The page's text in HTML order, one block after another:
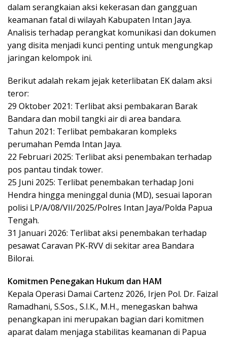
dalam serangkaian aksi kekerasan dan gangguan
keamanan fatal di wilayah Kabupaten Intan Jaya.
Analisis terhadap perangkat komunikasi dan dokumen
yang disita menjadi kunci penting untuk mengungkap
jaringan kelompok ini.
Berikut adalah rekam jejak keterlibatan EK dalam aksi
teror:
29 Oktober 2021: Terlibat aksi pembakaran Barak
Bandara dan mobil tangki air di area bandara.
Tahun 2021: Terlibat pembakaran kompleks
perumahan Pemda Intan Jaya.
22 Februari 2025: Terlibat aksi penembakan terhadap
pos pantau tindak tower.
25 Juni 2025: Terlibat penembakan terhadap Joni
Hendra hingga meninggal dunia (MD), sesuai laporan
polisi LP/A/08/VII/2025/Polres Intan Jaya/Polda Papua
Tengah.
31 Januari 2026: Terlibat aksi penembakan terhadap
pesawat Caravan PK-RVV di sekitar area Bandara
Bilorai.
Komitmen Penegakan Hukum dan HAM
Kepala Operasi Damai Cartenz 2026, Irjen Pol. Dr. Faizal
Ramadhani, S.Sos., S.I.K., M.H., menegaskan bahwa
penangkapan ini merupakan bagian dari komitmen
aparat dalam menjaga stabilitas keamanan di Papua